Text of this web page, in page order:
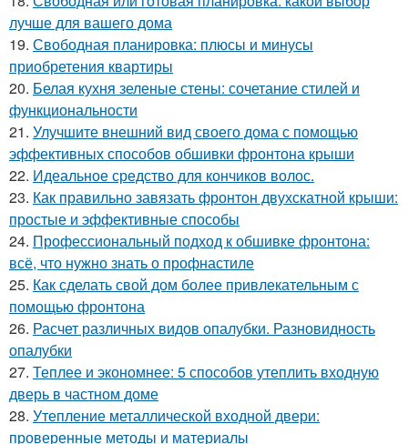
лучше для вашего дома
19. Свободная планировка: плюсы и минусы
приобретения квартиры
20. Белая кухня зеленые стены: сочетание стилей и
функциональности
21. Улучшите внешний вид своего дома с помощью
эффективных способов обшивки фронтона крыши
22. Идеальное средство для кончиков волос.
23. Как правильно завязать фронтон двухскатной крыши:
простые и эффективные способы
24. Профессиональный подход к обшивке фронтона:
всё, что нужно знать о профнастиле
25. Как сделать свой дом более привлекательным с
помощью фронтона
26. Расчет различных видов опалубки. Разновидность
опалубки
27. Теплее и экономнее: 5 способов утеплить входную
дверь в частном доме
28. Утепление металлической входной двери:
проверенные методы и материалы